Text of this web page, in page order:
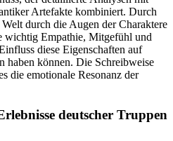
Artefakte kombiniert. Durch
durch die Augen der Charaktere
wichtig Empathie, Mitgefühl und
diese Eigenschaften auf
haben können. Die Schreibweise
die emotionale Resonanz der
deutscher Truppen